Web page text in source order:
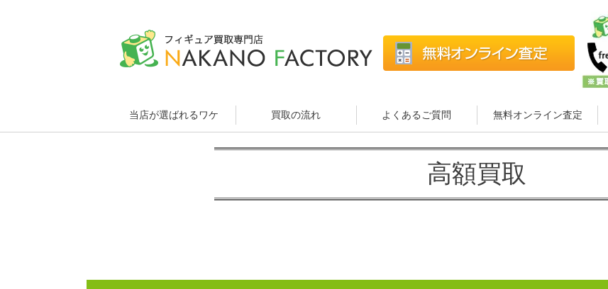
当店が選ばれるワケ 買取の流れ よくあるご質問 無料オンライン査定
高額買取